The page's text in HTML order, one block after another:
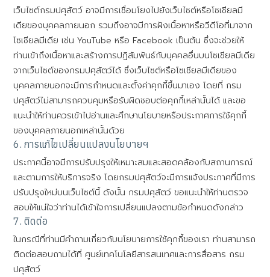
เว็บไซต์กรมปศุสัตว์ อาจมีการเชื่อมโยงไปยังเว็บไซต์หรือโซเชียลมี
เดียของบุคคลภายนอก รวมถึงอาจมีการฝังเนื้อหาหรือวีดีโอที่มาจาก
โซเชียลมีเดีย เช่น YouTube หรือ Facebook เป็นต้น ซึ่งจะช่วยให้
ท่านเข้าถึงเนื้อหาและสร้างการปฏิสัมพันธ์กับบุคคลอื่นบนโซเชียลมีเดีย
จากเว็บไซต์ของกรมปศุสัตว์ได้ ซึ่งเว็บไซต์หรือโซเชียลมีเดียของ
บุคคลภายนอกจะมีการกำหนดและตั้งค่าคุกกี้ขึ้นมาเอง โดยที่ กรม
ปศุสัตว์ไม่สามารถควบคุมหรือรับผิดชอบต่อคุกกี้เหล่านั้นได้ และขอ
แนะนำให้ท่านควรเข้าไปอ่านและศึกษานโยบายหรือประกาศการใช้คุกกี้
ของบุคคลภายนอกเหล่านั้นด้วย
6. การแก้ไขเปลี่ยนแปลงนโยบายฯ
ประกาศนี้อาจมีการปรับปรุงให้เหมาะสมและสอดคล้องกับสถานการณ์
และตามการให้บริการจริง โดยกรมปศุสัตว์จะมีการแจ้งประกาศที่มีการ
ปรับปรุงใหม่บนเว็บไซต์นี้ ดังนั้น กรมปศุสัตว์ ขอแนะนำให้ท่านตรวจ
สอบให้แน่ใจว่าท่านได้เข้าใจการเปลี่ยนแปลงตามข้อกำหนดดังกล่าว
7. ติดต่อ
ในกรณีที่ท่านมีคำถามเกี่ยวกับนโยบายการใช้คุกกี้ของเรา ท่านสามารถ
ติดต่อสอบถามได้ที่ ศูนย์เทคโนโลยีสารสนเทศและการสื่อสาร กรม
ปศุสัตว์